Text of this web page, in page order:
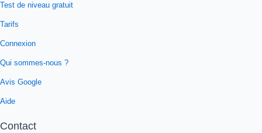
Test de niveau gratuit
Tarifs
Connexion
Qui sommes-nous ?
Avis Google
Aide
Contact